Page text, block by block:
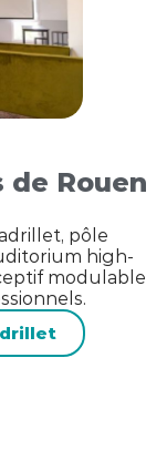
de Rouen
pôle
high-
modulable